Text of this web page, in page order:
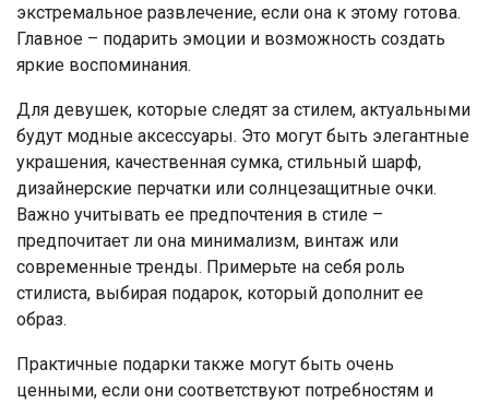
экстремальное развлечение, если она к этому готова.
Главное – подарить эмоции и возможность создать
яркие воспоминания.
Для девушек, которые следят за стилем, актуальными
будут модные аксессуары. Это могут быть элегантные
украшения, качественная сумка, стильный шарф,
дизайнерские перчатки или солнцезащитные очки.
Важно учитывать ее предпочтения в стиле –
предпочитает ли она минимализм, винтаж или
современные тренды. Примерьте на себя роль
стилиста, выбирая подарок, который дополнит ее
образ.
Практичные подарки также могут быть очень
ценными, если они соответствуют потребностям и